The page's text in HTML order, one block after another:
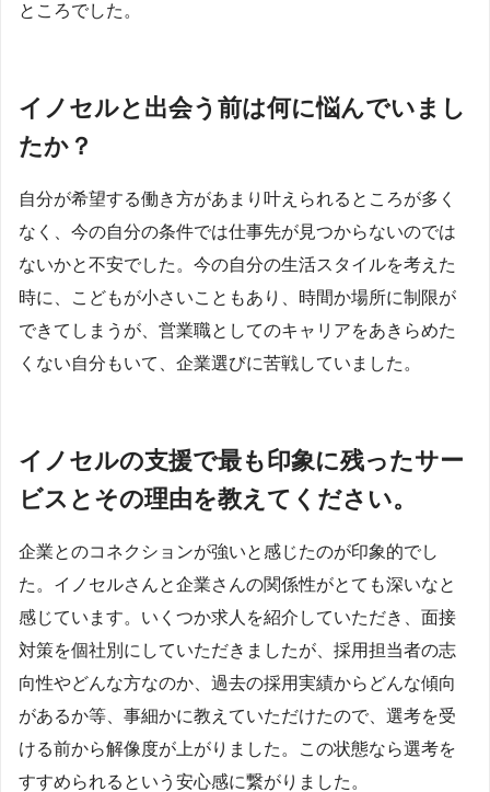
ところでした。
イノセルと出会う前は何に悩んでいまし
たか？
自分が希望する働き方があまり叶えられるところが多く
なく、今の自分の条件では仕事先が見つからないのでは
ないかと不安でした。今の自分の生活スタイルを考えた
時に、こどもが小さいこともあり、時間か場所に制限が
できてしまうが、営業職としてのキャリアをあきらめた
くない自分もいて、企業選びに苦戦していました。
イノセルの支援で最も印象に残ったサー
ビスとその理由を教えてください。
企業とのコネクションが強いと感じたのが印象的でし
た。イノセルさんと企業さんの関係性がとても深いなと
感じています。いくつか求人を紹介していただき、面接
対策を個社別にしていただきましたが、採用担当者の志
向性やどんな方なのか、過去の採用実績からどんな傾向
があるか等、事細かに教えていただけたので、選考を受
ける前から解像度が上がりました。この状態なら選考を
すすめられるという安心感に繋がりました。